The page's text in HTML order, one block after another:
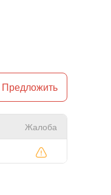
Предложить
Жалоба